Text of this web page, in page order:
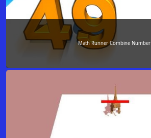
Math Runner Combine Number